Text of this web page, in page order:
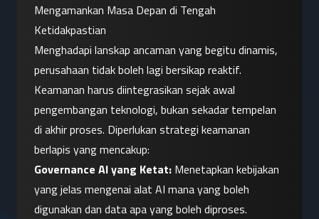
Mengamankan Masa Depan di Tengah
Ketidakpastian
Menghadapi lanskap ancaman yang begitu dinamis,
perusahaan tidak boleh lagi bersikap reaktif.
Keamanan harus diintegrasikan sejak awal
pengembangan teknologi, bukan sekadar tempelan
di akhir proses. Diperlukan strategi keamanan
berlapis yang mencakup:
Governance AI yang Ketat: Menetapkan kebijakan
yang jelas mengenai alat AI mana yang boleh
digunakan dan data apa yang boleh diproses.